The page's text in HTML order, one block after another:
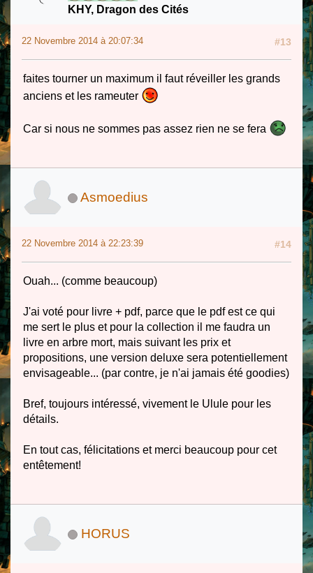
KHY, Dragon des Cités
22 Novembre 2014 à 20:07:34 #13
faites tourner un maximum il faut réveiller les grands
anciens et les rameuter
Car si nous ne sommes pas assez rien ne se fera
Asmoedius
22 Novembre 2014 à 22:23:39 #14
Ouah... (comme beaucoup)
J'ai voté pour livre + pdf, parce que le pdf est ce qui
me sert le plus et pour la collection il me faudra un
livre en arbre mort, mais suivant les prix et
propositions, une version deluxe sera potentiellement
envisageable... (par contre, je n'ai jamais été goodies)
Bref, toujours intéressé, vivement le Ulule pour les
détails.
En tout cas, félicitations et merci beaucoup pour cet
entêtement!
HORUS